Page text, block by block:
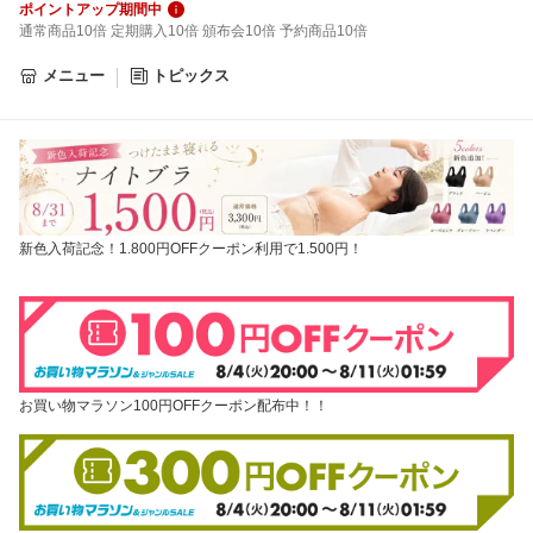
ポイントアップ期間中
通常商品10倍 定期購入10倍 頒布会10倍 予約商品10倍
メニュー トピックス
新色入荷記念！1.800円OFFクーポン利用で1.500円！
お買い物マラソン100円OFFクーポン配布中！！